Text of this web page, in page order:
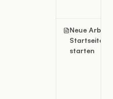
Neue Arbeit
Startseite
starten